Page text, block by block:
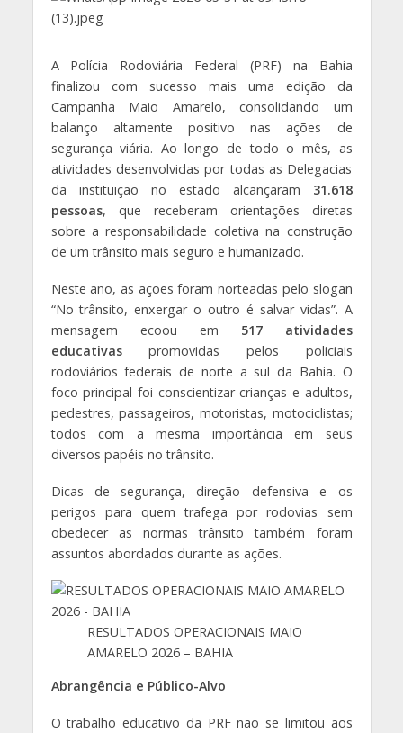
A Polícia Rodoviária Federal (PRF) na Bahia
finalizou com sucesso mais uma edição da
Campanha Maio Amarelo, consolidando um
balanço altamente positivo nas ações de
segurança viária. Ao longo de todo o mês, as
atividades desenvolvidas por todas as Delegacias
da instituição no estado alcançaram 31.618
pessoas, que receberam orientações diretas
sobre a responsabilidade coletiva na construção
de um trânsito mais seguro e humanizado.
Neste ano, as ações foram norteadas pelo slogan
“No trânsito, enxergar o outro é salvar vidas”. A
mensagem ecoou em 517 atividades
educativaspromovidas pelos policiais
rodoviários federais de norte a sul da Bahia. O
foco principal foi conscientizar crianças e adultos,
pedestres, passageiros, motoristas, motociclistas;
todos com a mesma importância em seus
diversos papéis no trânsito.
Dicas de segurança, direção defensiva e os
perigos para quem trafega por rodovias sem
obedecer as normas trânsito também foram
assuntos abordados durante as ações.
RESULTADOS OPERACIONAIS MAIO
AMARELO 2026 – BAHIA
Abrangência e Público-Alvo
O trabalho educativo da PRF não se limitou aos